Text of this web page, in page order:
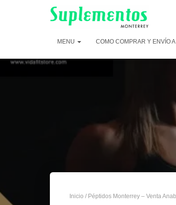
MENU COMO COMPRAR Y ENVÍO
Inicio / Péptidos Monterrey – Venta